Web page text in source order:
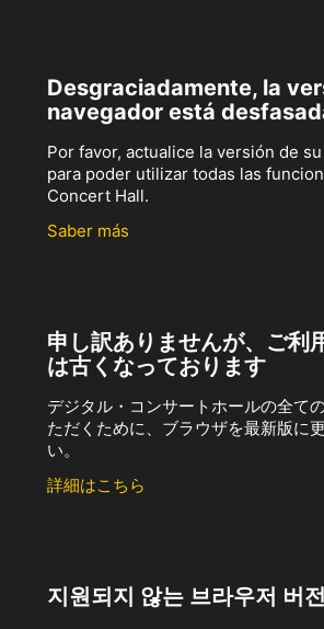
Desgraciadamente, la
navegador está
Por favor, actualice la versión de
para poder utilizar todas las
Concert Hall.
Saber más
申し訳ありませんが、ご利
は古くなっております
デジタル・コンサートホールの全て
ただくために、ブラウザを最新版に
い。
詳細はこちら
지원되지 않는 브라우저 버